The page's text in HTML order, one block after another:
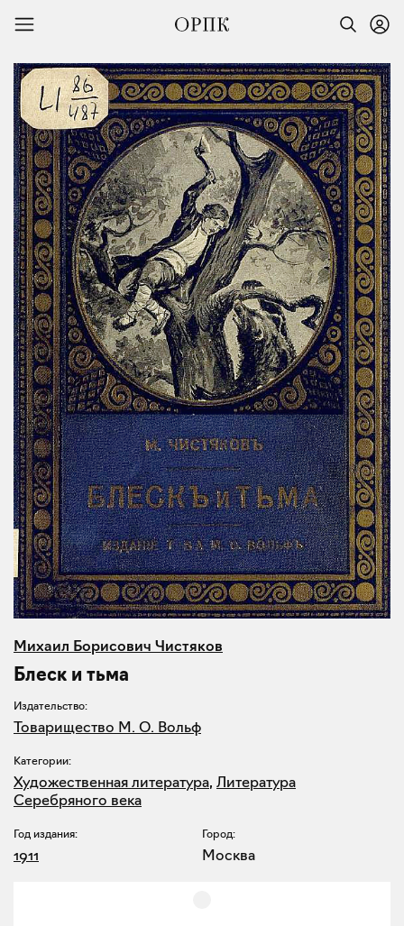
Михаил Борисович Чистяков
Блеск и тьма
Издательство:
Товарищество М. О. Вольф
Категории:
Художественная литература, Литература
Серебряного века
Год издания:
1911
Город:
Москва